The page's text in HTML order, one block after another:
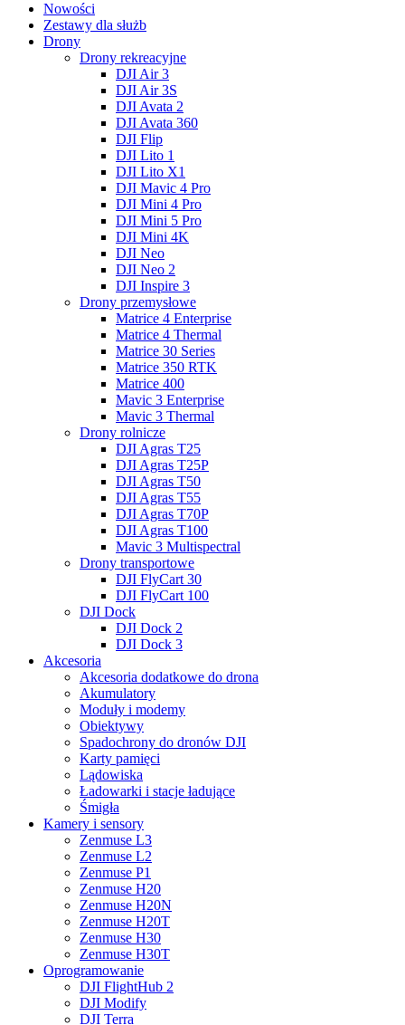
Nowości
Zestawy dla służb
Drony
Drony rekreacyjne
DJI Air 3
DJI Air 3S
DJI Avata 2
DJI Avata 360
DJI Flip
DJI Lito 1
DJI Lito X1
DJI Mavic 4 Pro
DJI Mini 4 Pro
DJI Mini 5 Pro
DJI Mini 4K
DJI Neo
DJI Neo 2
DJI Inspire 3
Drony przemysłowe
Matrice 4 Enterprise
Matrice 4 Thermal
Matrice 30 Series
Matrice 350 RTK
Matrice 400
Mavic 3 Enterprise
Mavic 3 Thermal
Drony rolnicze
DJI Agras T25
DJI Agras T25P
DJI Agras T50
DJI Agras T55
DJI Agras T70P
DJI Agras T100
Mavic 3 Multispectral
Drony transportowe
DJI FlyCart 30
DJI FlyCart 100
DJI Dock
DJI Dock 2
DJI Dock 3
Akcesoria
Akcesoria dodatkowe do drona
Akumulatory
Moduły i modemy
Obiektywy
Spadochrony do dronów DJI
Karty pamięci
Lądowiska
Ładowarki i stacje ładujące
Śmigła
Kamery i sensory
Zenmuse L3
Zenmuse L2
Zenmuse P1
Zenmuse H20
Zenmuse H20N
Zenmuse H20T
Zenmuse H30
Zenmuse H30T
Oprogramowanie
DJI FlightHub 2
DJI Modify
DJI Terra